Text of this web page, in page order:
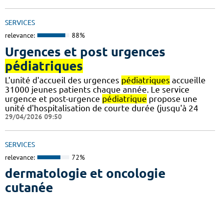
SERVICES
relevance: 88%
Urgences et post urgences
pédiatriques
L'unité d'accueil des urgences pédiatriques accueille
31000 jeunes patients chaque année. Le service
urgence et post-urgence pédiatrique propose une
unité d'hospitalisation de courte durée (jusqu'à 24
29/04/2026 09:50
SERVICES
relevance: 72%
dermatologie et oncologie
cutanée